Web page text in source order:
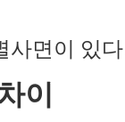
사면이 있
이